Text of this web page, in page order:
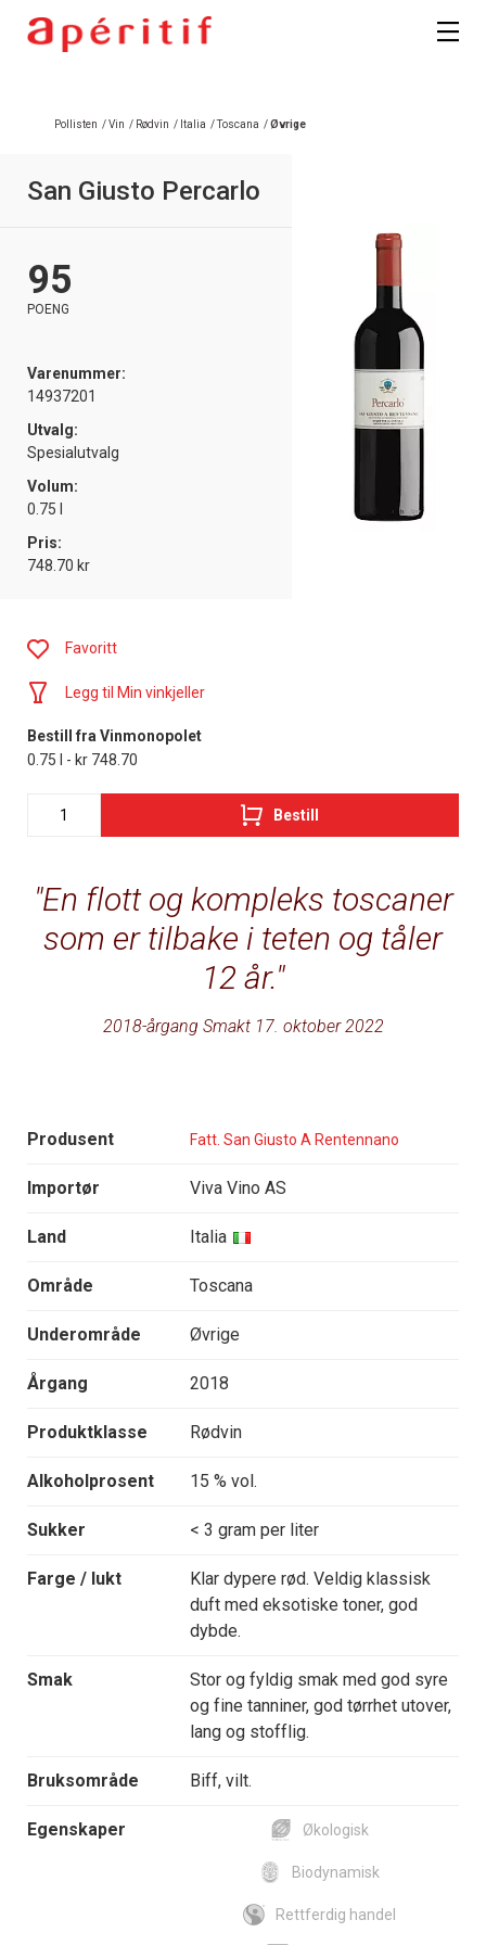
Pollisten /Vin / Rødvin / Italia /Toscana /Øvrige
San Giusto Percarlo
95
POENG
Varenummer:
14937201
Utvalg:
Spesialutvalg
Volum:
0.75 l
Pris:
748.70 kr
En flott og kompleks toscaner
som er tilbake i teten og tåler
12 år.
2018-årgang Smakt 17. oktober 2022
Produsent Fatt. San Giusto A Rentennano
Importør Viva Vino AS
Land Italia
Område Toscana
Underområde Øvrige
Årgang 2018
Produktklasse Rødvin
Alkoholprosent 15 % vol.
Sukker < 3 gram per liter
Farge / lukt
Klar dypere rød. Veldig klassisk
duft med eksotiske toner, god
dybde.
Smak
Stor og fyldig smak med god syre
og fine tanniner, god tørrhet utover,
lang og stofflig.
Bruksområde Biff, vilt.
Egenskaper Økologisk
Biodynamisk
Rettferdig handel
Favoritt
Legg til Min vinkjeller
Bestill fra Vinmonopolet
0.75 l - kr 748.70
Bestill